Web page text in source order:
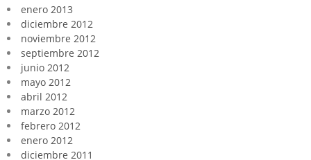
enero 2013
diciembre 2012
noviembre 2012
septiembre 2012
junio 2012
mayo 2012
abril 2012
marzo 2012
febrero 2012
enero 2012
diciembre 2011